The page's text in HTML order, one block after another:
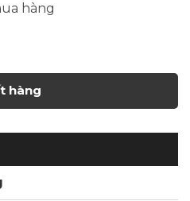
hàng
hàng